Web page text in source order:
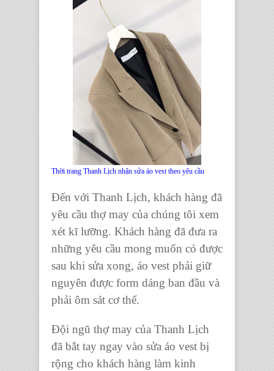
Thời trang Thanh Lịch nhận sửa áo vest theo yêu cầu
Đến với Thanh Lịch, khách hàng đã
yêu cầu thợ may của chúng tôi xem
xét kĩ lưỡng. Khách hàng đã đưa ra
những yêu cầu mong muốn có được
sau khi sửa xong, áo vest phải giữ
nguyên được form dáng ban đầu và
phải ôm sát cơ thể.
Đội ngũ thợ may của Thanh Lịch
đã bắt tay ngay vào sửa áo vest bị
rộng cho khách hàng làm kinh